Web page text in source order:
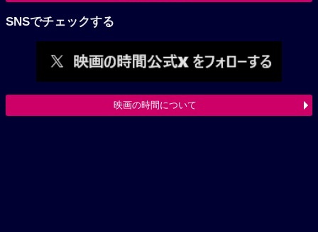
SNSでチェックする
映画の時間について